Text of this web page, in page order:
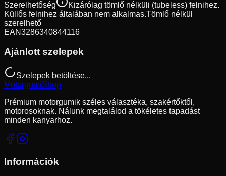
Szerelhetőség
Kizárólag tömlő nélküli (tubeless) felnihez.
Küllős felnihez általában nem alkalmas.Tömlő nélkül
szerelhető
EAN3286340844116
Ajánlott szelepek
Szelepek betöltése...
MotorgumiShop
Prémium motorgumik széles választéka, szakértőktől,
motorosoknak. Nálunk megtalálod a tökéletes tapadást
minden kanyarhoz.
Információk